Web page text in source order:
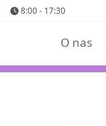
8:00 - 17:30
O nas